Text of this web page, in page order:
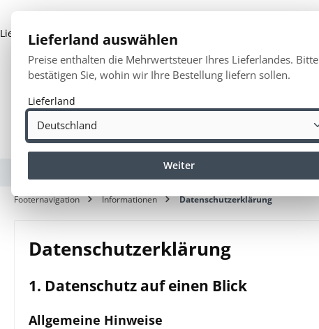
Zur Hauptnavigation springen
Lieferland:
Deutschland
Sehr kurze
Footernavigation Informationen Datenschutzerklärung
Datenschutz­erklärung
1. Datenschutz auf einen Blick
Allgemeine Hinweise
Lieferland auswählen
Preise enthalten die Mehrwertsteuer Ihres Lieferlandes. Bitte
bestätigen Sie, wohin wir Ihre Bestellung liefern sollen.
Lieferland
Weiter